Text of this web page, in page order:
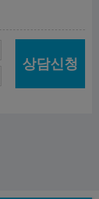
상담신청